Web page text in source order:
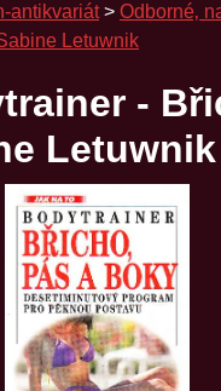
antikvariát > Odborné‚
Letuwnik
-
Letuwnik